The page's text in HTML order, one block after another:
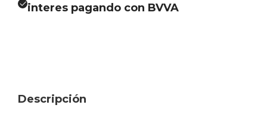
interes pagando con BVVA
Descripción